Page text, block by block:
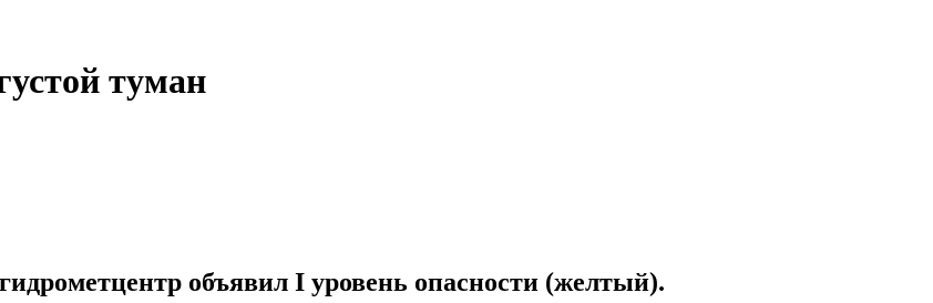
туман
объявил І уровень опасности (желтый).